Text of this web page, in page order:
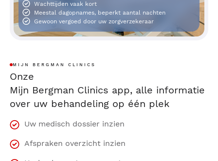
Wachttijden vaak kort
Meestal dagopnames, beperkt aantal nachten
Gewoon vergoed door uw zorgverzekeraar
MIJN BERGMAN CLINICS
Onze
Mijn Bergman Clinics app, alle informatie
over uw behandeling op één plek
Uw medisch dossier inzien
Afspraken overzicht inzien